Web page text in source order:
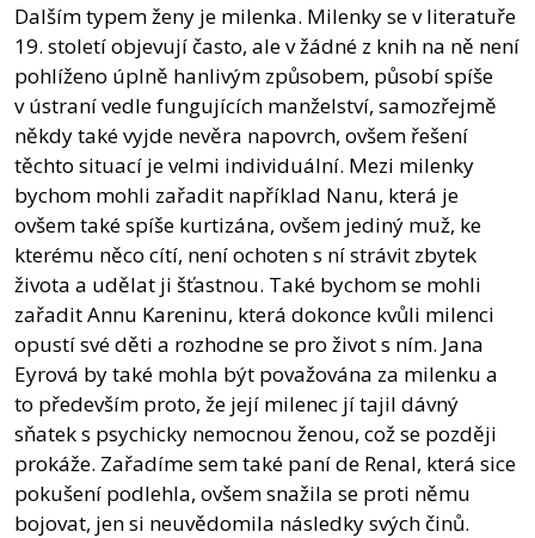
Dalším typem ženy je milenka. Milenky se v literatuře
19. století objevují často, ale v žádné z knih na ně není
pohlíženo úplně hanlivým způsobem, působí spíše
v ústraní vedle fungujících manželství, samozřejmě
někdy také vyjde nevěra napovrch, ovšem řešení
těchto situací je velmi individuální. Mezi milenky
bychom mohli zařadit například Nanu, která je
ovšem také spíše kurtizána, ovšem jediný muž, ke
kterému něco cítí, není ochoten s ní strávit zbytek
života a udělat ji šťastnou. Také bychom se mohli
zařadit Annu Kareninu, která dokonce kvůli milenci
opustí své děti a rozhodne se pro život s ním. Jana
Eyrová by také mohla být považována za milenku a
to především proto, že její milenec jí tajil dávný
sňatek s psychicky nemocnou ženou, což se později
prokáže. Zařadíme sem také paní de Renal, která sice
pokušení podlehla, ovšem snažila se proti němu
bojovat, jen si neuvědomila následky svých činů.